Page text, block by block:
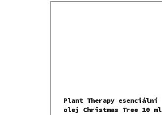
Plant Therapy esenciální
olej Christmas Tree 10 ml